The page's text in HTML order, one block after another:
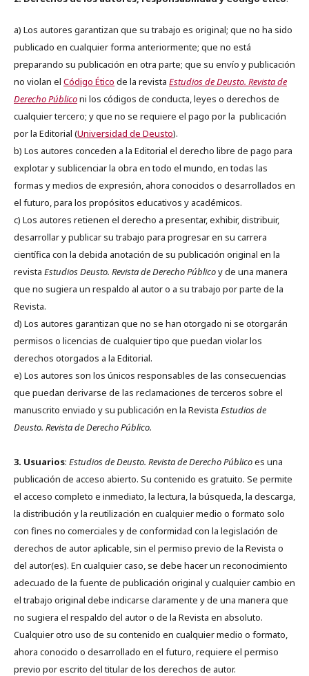
a) Los autores garantizan que su trabajo es original; que no ha sido
publicado en cualquier forma anteriormente; que no está
preparando su publicación en otra parte; que su envío y publicación
no violan el Código Ético de la revista Estudios de Deusto. Revista de
Derecho Públiconi los códigos de conducta, leyes o derechos de
cualquier tercero; y que no se requiere el pago por la publicación
por la Editorial (Universidad de Deusto).
b) Los autores conceden a la Editorial el derecho libre de pago para
explotar y sublicenciar la obra en todo el mundo, en todas las
formas y medios de expresión, ahora conocidos o desarrollados en
el futuro, para los propósitos educativos y académicos.
c) Los autores retienen el derecho a presentar, exhibir, distribuir,
desarrollar y publicar su trabajo para progresar en su carrera
científica con la debida anotación de su publicación original en la
revista Estudios Deusto. Revista de Derecho Públicoy de una manera
que no sugiera un respaldo al autor o a su trabajo por parte de la
Revista.
d) Los autores garantizan que no se han otorgado ni se otorgarán
permisos o licencias de cualquier tipo que puedan violar los
derechos otorgados a la Editorial.
e) Los autores son los únicos responsables de las consecuencias
que puedan derivarse de las reclamaciones de terceros sobre el
manuscrito enviado y su publicación en la Revista Estudios de
Deusto. Revista de Derecho Público.
3. Usuarios: Estudios de Deusto. Revista de Derecho Públicoes una
publicación de acceso abierto. Su contenido es gratuito. Se permite
el acceso completo e inmediato, la lectura, la búsqueda, la descarga,
la distribución y la reutilización en cualquier medio o formato solo
con fines no comerciales y de conformidad con la legislación de
derechos de autor aplicable, sin el permiso previo de la Revista o
del autor(es). En cualquier caso, se debe hacer un reconocimiento
adecuado de la fuente de publicación original y cualquier cambio en
el trabajo original debe indicarse claramente y de una manera que
no sugiera el respaldo del autor o de la Revista en absoluto.
Cualquier otro uso de su contenido en cualquier medio o formato,
ahora conocido o desarrollado en el futuro, requiere el permiso
previo por escrito del titular de los derechos de autor.